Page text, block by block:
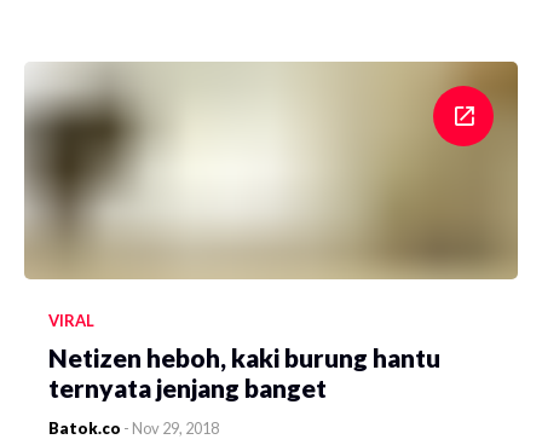
VIRAL
Netizen heboh, kaki burung hantu
ternyata jenjang banget
Batok.co - Nov 29, 2018